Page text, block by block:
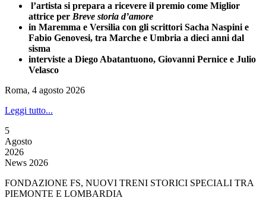
l’artista si prepara a ricevere il premio come Miglior
attrice per Breve storia d’amore
in Maremma e Versilia con gli scrittori Sacha Naspini e
Fabio Genovesi, tra Marche e Umbria a dieci anni dal
sisma
interviste a Diego Abatantuono, Giovanni Pernice e Julio
Velasco
Roma, 4 agosto 2026
Leggi tutto...
5
Agosto
2026
News 2026
FONDAZIONE FS, NUOVI TRENI STORICI SPECIALI TRA
PIEMONTE E LOMBARDIA